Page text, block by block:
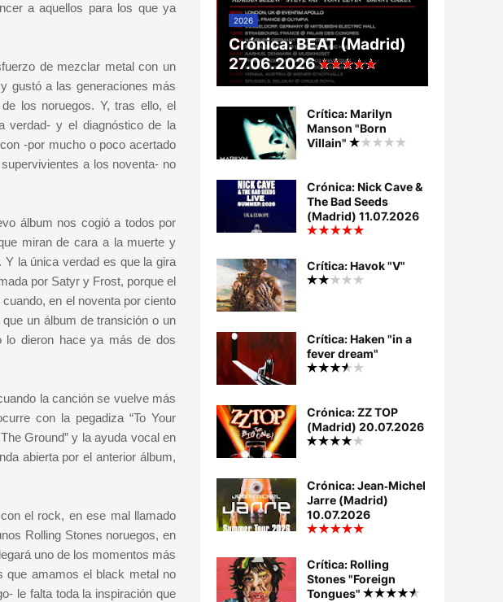
a aquellos para los que ya
de mezclar metal con un
gustó a las generaciones más
los noruegos. Y, tras ello, el
verdad- y el diagnóstico de la
-por mucho o poco acertado
a los noventa- no
álbum nos cogió a todos por
miran de cara a la muerte y
la única verdad es que la gira
por Satyr y Frost, porque el
en el noventa por ciento
un álbum de transición o un
lo dieron hace ya más de dos
la canción se vuelve más
con la pegadiza “To Your
Ground” y la ayuda vocal en
abierta por el anterior álbum,
el rock, en ese mal llamado
Rolling Stones noruegos, en
uno de los momentos más
que amamos el black metal no
le falta toda la inspiración que
2026
Crónica: BEAT (Madrid)
27.06.2026
Crítica: Marilyn
Manson "Born
Villain"
Crónica: Nick Cave &
The Bad Seeds
(Madrid) 11.07.2026
Crítica: Havok "V"
Crítica: Haken "in a
fever dream"
Crónica: ZZ TOP
(Madrid) 20.07.2026
Crónica: Jean‐Michel
Jarre (Madrid)
10.07.2026
Crítica: Rolling
Stones "Foreign
Tongues"